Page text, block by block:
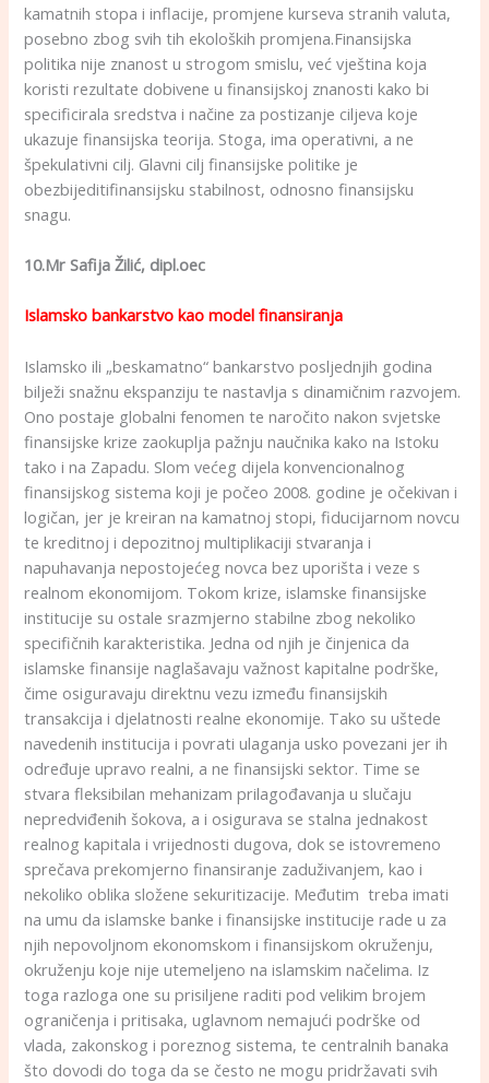
kamatnih stopa i inflacije, promjene kurseva stranih valuta,
posebno zbog svih tih ekoloških promjena.Finansijska
politika nije znanost u strogom smislu, već vještina koja
koristi rezultate dobivene u finansijskoj znanosti kako bi
specificirala sredstva i načine za postizanje ciljeva koje
ukazuje finansijska teorija. Stoga, ima operativni, a ne
špekulativni cilj. Glavni cilj finansijske politike je
obezbijeditifinansijsku stabilnost, odnosno finansijsku
snagu.
10.Mr Safija Žilić, dipl.oec
Islamsko bankarstvo kao model finansiranja
Islamsko ili „beskamatno“ bankarstvo posljednjih godina
bilježi snažnu ekspanziju te nastavlja s dinamičnim razvojem.
Ono postaje globalni fenomen te naročito nakon svjetske
finansijske krize zaokuplja pažnju naučnika kako na Istoku
tako i na Zapadu. Slom većeg dijela konvencionalnog
finansijskog sistema koji je počeo 2008. godine je očekivan i
logičan, jer je kreiran na kamatnoj stopi, fiducijarnom novcu
te kreditnoj i depozitnoj multiplikaciji stvaranja i
napuhavanja nepostojećeg novca bez uporišta i veze s
realnom ekonomijom. Tokom krize, islamske finansijske
institucije su ostale srazmjerno stabilne zbog nekoliko
specifičnih karakteristika. Jedna od njih je činjenica da
islamske finansije naglašavaju važnost kapitalne podrške,
čime osiguravaju direktnu vezu između finansijskih
transakcija i djelatnosti realne ekonomije. Tako su uštede
navedenih institucija i povrati ulaganja usko povezani jer ih
određuje upravo realni, a ne finansijski sektor. Time se
stvara fleksibilan mehanizam prilagođavanja u slučaju
nepredviđenih šokova, a i osigurava se stalna jednakost
realnog kapitala i vrijednosti dugova, dok se istovremeno
sprečava prekomjerno finansiranje zaduživanjem, kao i
nekoliko oblika složene sekuritizacije. Međutim treba imati
na umu da islamske banke i finansijske institucije rade u za
njih nepovoljnom ekonomskom i finansijskom okruženju,
okruženju koje nije utemeljeno na islamskim načelima. Iz
toga razloga one su prisiljene raditi pod velikim brojem
ograničenja i pritisaka, uglavnom nemajući podrške od
vlada, zakonskog i poreznog sistema, te centralnih banaka
što dovodi do toga da se često ne mogu pridržavati svih